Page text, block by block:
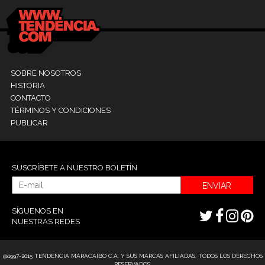
SOBRE NOSOTROS
HISTORIA
CONTACTO
TÉRMINOS Y CONDICIONES
PUBLICAR
SUSCRÍBETE A NUESTRO BOLETÍN
ENVIAR
SÍGUENOS EN
NUESTRAS REDES
@1997-2015 TENDENCIA MARACAIBO C.A. Y SUS MARCAS AFILIADAS. TODOS LOS DERECHOS